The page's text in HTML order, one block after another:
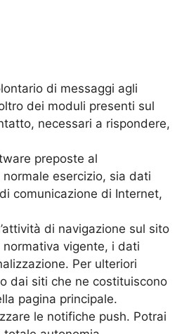
di messaggi agli
dei moduli presenti sul
necessari a rispondere,
preposte al
esercizio, sia dati
comunicazione di Internet,
di navigazione sul sito
vigente, i dati
Per ulteriori
dai siti che ne costituiscono
pagina principale.
le notifiche push. Potrai